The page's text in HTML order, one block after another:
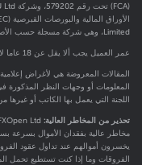
(FCA) تحت رقم
579202
Limited، وهي شركة مسجلة حسب الأصول في جزيرة نيفيس تحت رقم C 42235.
عمر العميل يجب ألا يقل عن 18 عاما لاستخدام خدمات FXOpen.
المقالات المعروضة هي لأغراض إعلامية
المعلومات أو وجهات النظر المذكورة
اللجنة التي يعمل بها الكاتب أو
تحذير من المخاطر العالية:
يخسرون أموالهم عند تداول عقود